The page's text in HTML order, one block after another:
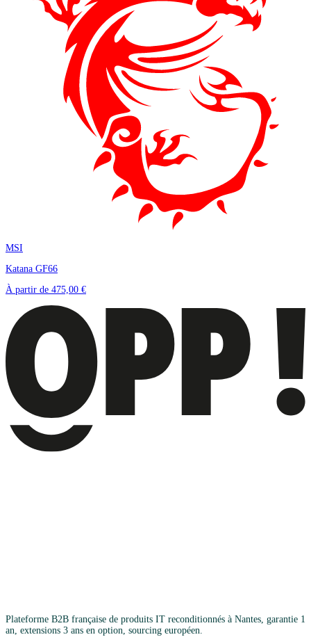
MSI
Katana GF66
À partir de 475,00 €
Plateforme B2B française de produits IT reconditionnés à Nantes, garantie 1
an, extensions 3 ans en option, sourcing européen.